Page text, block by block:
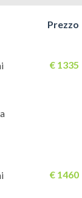
Merril’s II e III: la
standard, più
del
II e III, più
Sono
con canali italiani
3 al giorno),
Prezzo
€ 1335
€ 1460